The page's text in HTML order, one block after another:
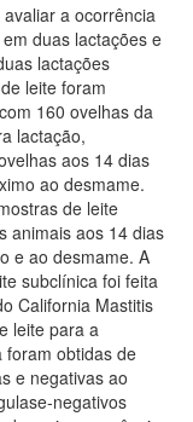
a ocorrência
duas lactações e
lactações
leite foram
160 ovelhas da
lactação,
aos 14 dias
ao desmame.
de leite
animais aos 14 dias
e ao desmame. A
subclínica foi feita
California Mastitis
leite para a
foram obtidas de
e negativas ao
negativos